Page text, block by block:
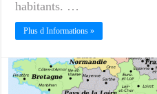
habitants. …
Plus d Informations »